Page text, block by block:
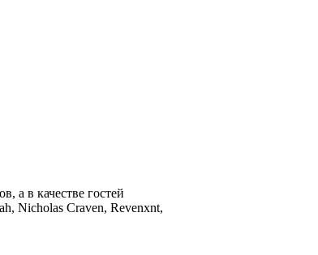
а в качестве гостей
Nicholas Craven, Revenxnt,